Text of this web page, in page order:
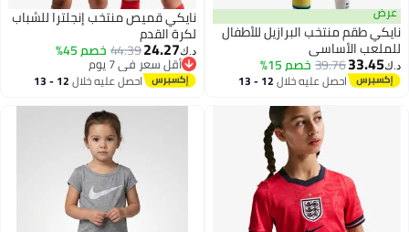
عرض
نايكي طقم منتخب البرازيل للأطفال
للملعب الأساسي
د.ك‏33.45
39.76خصم 15%
احصل عليه خلال 12 - 13
نايكي قميص منتخب إنجلترا للشباب
لكرة القدم
د.ك‏24.27
44.39خصم 45%
أقل سعر في 7 يوم
أقل سعر في 7 يوماحصل عليه خلال 12 - 13